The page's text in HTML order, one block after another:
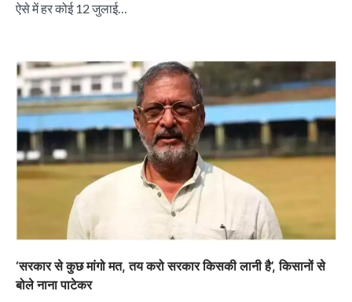
ऐसे में हर कोई 12 जुलाई…
‘सरकार से कुछ मांगो मत, तय करो सरकार किसकी लानी है’, किसानों से
बोले नाना पाटेकर